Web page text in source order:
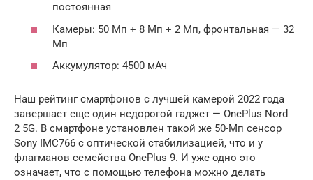
постоянная
Камеры: 50 Мп + 8 Мп + 2 Мп, фронтальная — 32
Мп
Аккумулятор: 4500 мАч
Наш рейтинг смартфонов с лучшей камерой 2022 года
завершает еще один недорогой гаджет — OnePlus Nord
2 5G. В смартфоне установлен такой же 50-Мп сенсор
Sony IMC766 с оптической стабилизацией, что и у
флагманов семейства OnePlus 9. И уже одно это
означает, что с помощью телефона можно делать